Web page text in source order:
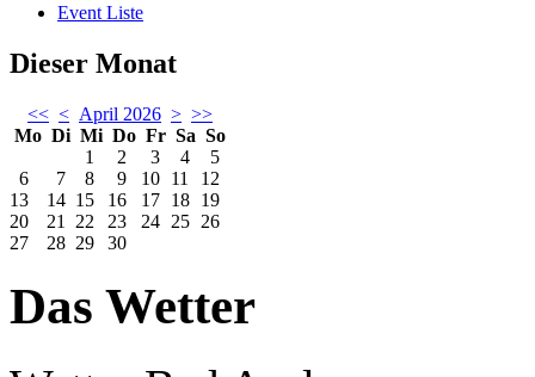
Event Liste
Dieser Monat
<< < April 2026 > >>
Mo Di Mi Do Fr Sa So
1
2 3 4
5
6
7 8 9 10 11
12
13
14 15 16 17 18 19
20
21 22 23 24 25 26
27
28 29 30
Das Wetter